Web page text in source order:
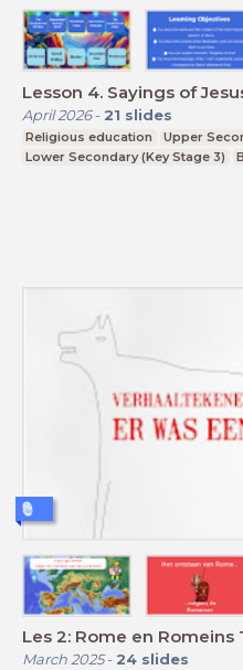
Lesson 4. Sayings of
April 2026- 21 slides
Religious education
Upper
Lower Secondary (Key Stage 3)
Les 2: Rome en Romeins
March 2025- 24 slides